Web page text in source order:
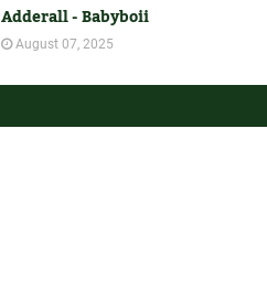
Adderall - Babyboii
August 07, 2025